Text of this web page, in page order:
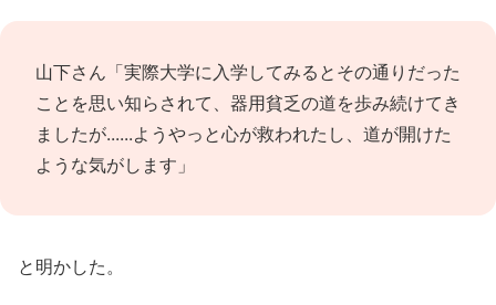
山下さん「実際大学に入学してみるとその通りだった
ことを思い知らされて、器用貧乏の道を歩み続けてき
ましたが......ようやっと心が救われたし、道が開けた
ような気がします」
と明かした。